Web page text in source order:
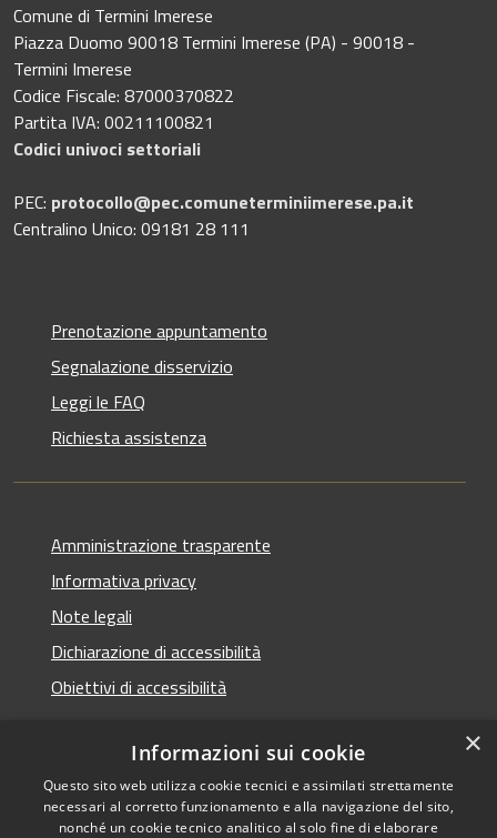
Comune di Termini Imerese
Piazza Duomo 90018 Termini Imerese (PA) - 90018 -
Termini Imerese
Codice Fiscale: 87000370822
Partita IVA: 00211100821
Codici univoci settoriali
PEC: protocollo@pec.comuneterminiimerese.pa.it
Centralino Unico: 09181 28 111
Prenotazione appuntamento
Segnalazione disservizio
Leggi le FAQ
Richiesta assistenza
Amministrazione trasparente
Informativa privacy
Note legali
Dichiarazione di accessibilità
Obiettivi di accessibilità
RSS
Accessibilità
Copyright © 2026 • Comune di
Termini Imerese • Powered
×
Informazioni sui cookie
Questo sito web utilizza cookie tecnici e assimilati strettamente
necessari al corretto funzionamento e alla navigazione del sito,
nonché un cookie tecnico analitico al solo fine di elaborare